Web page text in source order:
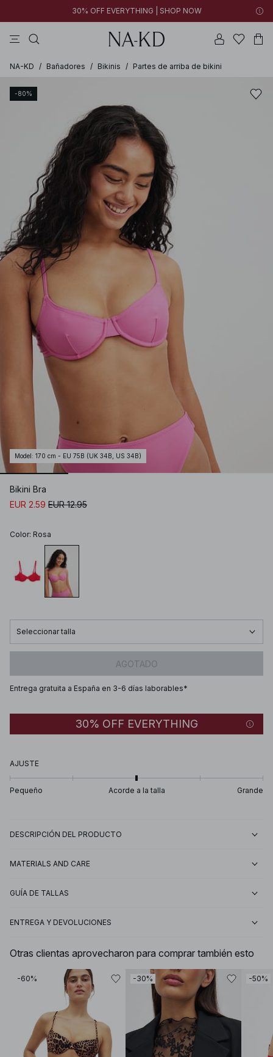
30% OFF EVERYTHING | SHOP NOW
NA-KD / Bañadores / Bikinis / Partes de arriba de bikini
-80%
Model : 170 cm - EU 75B (UK 34B, US 34B)
Bikini Bra
EUR 2.59 EUR 12.95
Color: Rosa
Seleccionar talla
AGOTADO
Entrega gratuita a España en 3-6 días laborables*
30% OFF EVERYTHING
AJUSTE
Pequeño Acorde a la talla Grande
DESCRIPCIÓN DEL PRODUCTO
MATERIALS AND CARE
GUÍA DE TALLAS
ENTREGA Y DEVOLUCIONES
Otras clientas aprovecharon para comprar también esto
-60% -30% -50%